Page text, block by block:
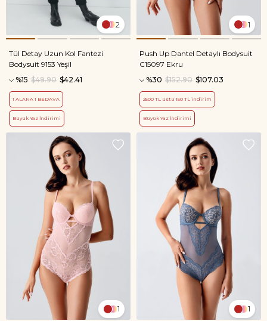
2
Tül Detay Uzun Kol Fantezi
Bodysuit 9153 Yeşil
%15
$42.41
$49.90
1 ALANA 1 BEDAVA
Büyük Yaz İndirimi
1
Push Up Dantel Detaylı Bodysuit
C15097 Ekru
%30
$107.03
$152.90
2500 TL üstü 150 TL indirim
Büyük Yaz İndirimi
1 1